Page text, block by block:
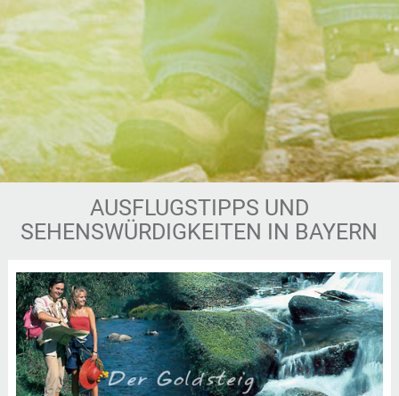
AUSFLUGSTIPPS UND
SEHENSWÜRDIGKEITEN IN BAYERN